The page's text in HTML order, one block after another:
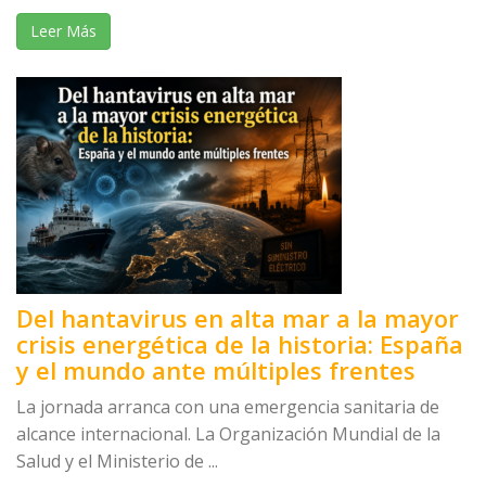
Leer Más
Del hantavirus en alta mar a la mayor
crisis energética de la historia: España
y el mundo ante múltiples frentes
La jornada arranca con una emergencia sanitaria de
alcance internacional. La Organización Mundial de la
Salud y el Ministerio de ...